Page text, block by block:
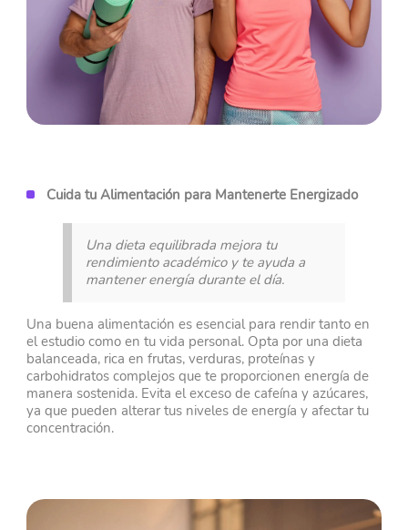
Cuida tu Alimentación para Mantenerte Energizado
Una dieta equilibrada mejora tu
rendimiento académico y te ayuda a
mantener energía durante el día.
Una buena alimentación es esencial para rendir tanto en
el estudio como en tu vida personal. Opta por una dieta
balanceada, rica en frutas, verduras, proteínas y
carbohidratos complejos que te proporcionen energía de
manera sostenida. Evita el exceso de cafeína y azúcares,
ya que pueden alterar tus niveles de energía y afectar tu
concentración.